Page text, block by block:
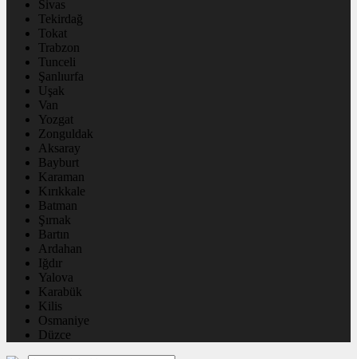
Sivas
Tekirdağ
Tokat
Trabzon
Tunceli
Şanlıurfa
Uşak
Van
Yozgat
Zonguldak
Aksaray
Bayburt
Karaman
Kırıkkale
Batman
Şırnak
Bartın
Ardahan
Iğdır
Yalova
Karabük
Kilis
Osmaniye
Düzce